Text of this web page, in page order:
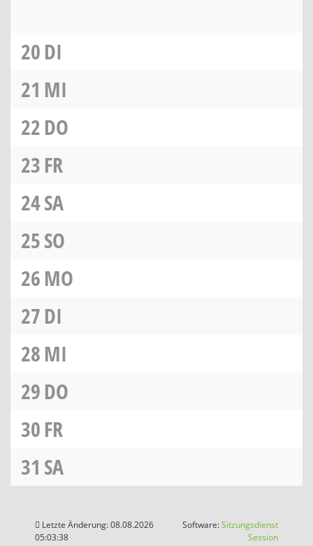
20DI
21 MI
22DO
23FR
24SA
25SO
26MO
27DI
28MI
29DO
30FR
31 SA
Letzte Änderung: 08.08.2026
05:03:38
Software:Sitzungsdienst
Session(Wird in